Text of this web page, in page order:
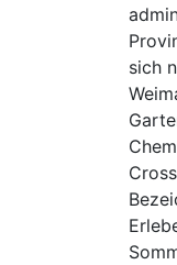
sich